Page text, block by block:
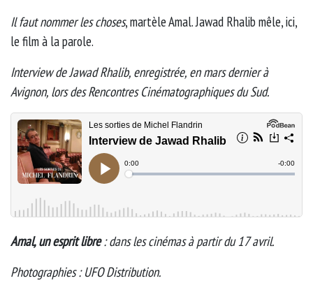
Il faut nommer les choses, martèle Amal. Jawad Rhalib mêle, ici,
le film à la parole.
Interview de Jawad Rhalib, enregistrée, en mars dernier à
Avignon, lors des Rencontres Cinématographiques du Sud.
Amal, un esprit libre: dans les cinémas à partir du 17 avril.
Photographies : UFO Distribution.